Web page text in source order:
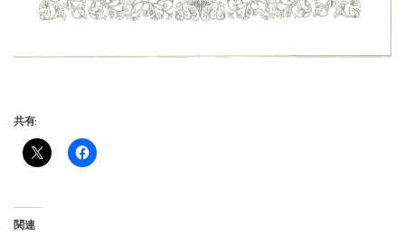
共有:
関連